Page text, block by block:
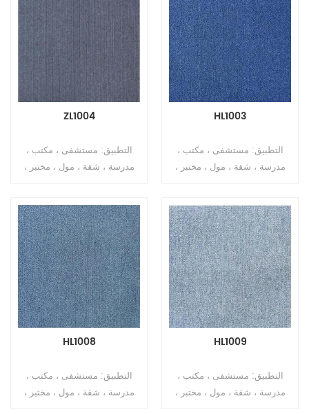
السماكة الإجمالية: 10 مم ± 0.5
مم / 7 مم ± 0.5 مم البناء: آلة
معنقدة نمط الوبر: جاكار حلقة
كومة المقياس: 1/10 " مادة
الوبر: 100٪ PP ارتفاع الوبر: 3
ملم ± 0.5 ملم النسخ: غير
موك: 200 متر مربع
الحجم: 50 سم × 50 سم
السماكة الإجمالية: 10 مم ± 0.5
مم / 7 مم ± 0.5 مم البناء: آلة
معنقدة نمط الوبر: جاكار حلقة
كومة المقياس: 1/10 " مادة
الوبر: 100٪ PP ارتفاع الوبر: 3
منسوج موك: 200 متر مربع
ZL1004
التطبيق: مستشفى ، مكتب ،
مدرسة ، شقة ، مول ، مختبر ،
بلون نقي الحجم: 50 سم × 50
سم السماكة الإجمالية: 10 مم ±
0.5 مم / 7 مم ± 0.5 مم البناء:
آلة معنقدة نمط الوبر: جاكار
حلقة كومة المقياس: 1/10 " مادة
الوبر: 100٪ PP ارتفاع الوبر: 3
ملم ± 0.5 ملم النسخ: غير
منسوج موك: 200 متر مربع
HL1003
التطبيق: مستشفى ، مكتب ،
مدرسة ، شقة ، مول ، مختبر ،
LUXURY SERIES الحجم: 50 سم
× 50 سم السماكة الإجمالية: 10
مم ± 0.5 مم / 7 مم ± 0.5 مم
البناء: آلة معنقدة نمط كومة:
مستوى حلقة كومة المقياس:
1/10 " مادة الوبر: 100٪ PP
ارتفاع الوبر: 3 ملم ± 0.5 ملم
Gule down موك: 200 متر
HL1008
التطبيق: مستشفى ، مكتب ،
مدرسة ، شقة ، مول ، مختبر ،
HL1009
التطبيق: مستشفى ، مكتب ،
مدرسة ، شقة ، مول ، مختبر ،